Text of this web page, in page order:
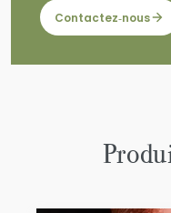
Contactez‑nous